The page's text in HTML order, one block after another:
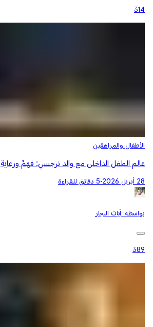
314
الأطفال والمراهقين
عالم الطفل الداخلي مع والد نرجسي: فهمٌ ورعاية
28 أبريل 2026 •5 دقائق للقراءة
بواسطة: آيات النجار
389